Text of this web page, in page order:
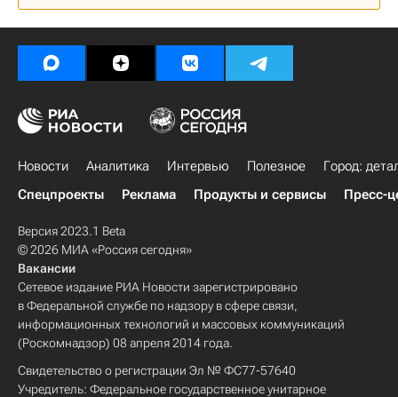
Ассоциация юристов России
Вторичное жилье
Сделки
Аналитика – РИА Недвижимость
Новости Аналитика Интервью Полезное
Город:
Спецпроекты
Реклама Продукты и сервисы Пресс-
Версия 2023.1 Beta
© 2026 МИА «Россия сегодня»
Вакансии
Сетевое издание РИА Новости зарегистрировано
в Федеральной службе по надзору в сфере связи,
информационных технологий и массовых коммуникаций
(Роскомнадзор) 08 апреля 2014 года.
Свидетельство о регистрации Эл № ФС77-57640
Учредитель: Федеральное государственное унитарное